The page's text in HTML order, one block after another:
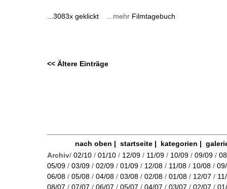
...3083x geklickt ...mehr Filmtagebuch
<< Ältere Einträge
nach oben | startseite| kategorien |
Archiv/ 02/10 / 01/10 / 12/09 / 11/09 / 10/09 / 09/09 /
05/09 / 03/09 / 02/09 / 01/09 / 12/08 / 11/08 / 10/08 /
06/08 / 05/08 / 04/08 / 03/08 / 02/08 / 01/08 / 12/07 /
08/07 / 07/07 / 06/07 / 05/07 / 04/07 / 03/07 / 02/07 /